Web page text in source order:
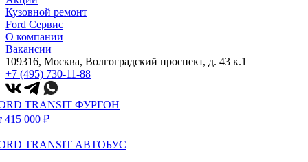
Кузовной ремонт
Ford Сервис
О компании
Вакансии
109316, Москва, Волгоградский проспект, д. 43 к.1
+7 (495) 730-11-88
TRANSIT ФУРГОН
415 000 ₽
TRANSIT АВТОБУС